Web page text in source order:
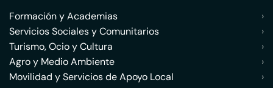
Formación y Academias
›
Servicios Sociales y Comunitarios
›
Turismo, Ocio y Cultura
›
Agro y Medio Ambiente
›
Movilidad y Servicios de Apoyo Local
›